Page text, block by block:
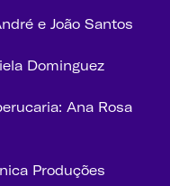
e João Santos
Dominguez
Ana Rosa
Produções